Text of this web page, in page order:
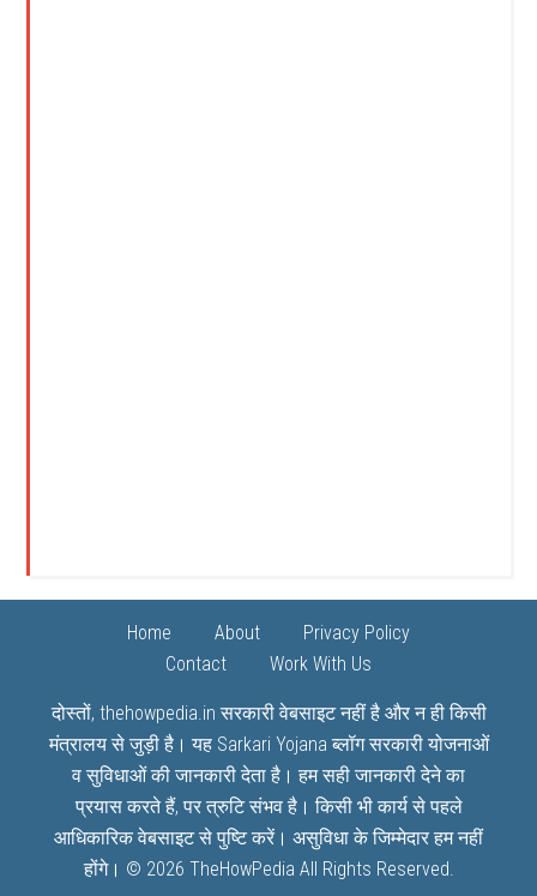
Home About
Privacy Policy
Contact
Work With Us
दोस्तों, thehowpedia.in सरकारी वेबसाइट नहीं है और न ही किसी
मंत्रालय से जुड़ी है। यह Sarkari Yojana ब्लॉग सरकारी योजनाओं
व सुविधाओं की जानकारी देता है। हम सही जानकारी देने का
प्रयास करते हैं, पर त्रुटि संभव है। किसी भी कार्य से पहले
आधिकारिक वेबसाइट से पुष्टि करें। असुविधा के जिम्मेदार हम नहीं
होंगे। © 2026 TheHowPedia All Rights Reserved.